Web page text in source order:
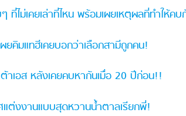
ที่ไม่เคยเล่าที่ไหน พร้อมเผยเหตุผลที่ทำให้
คิมแทฮีเคยบอกว่าเลือกสามีถูกคน!
เอส หลังเคยคบหากันเมื่อ 20 ปีก่อน!!
ต่งงานแบบสุดหวานน้ำตาลเรียกพี่!